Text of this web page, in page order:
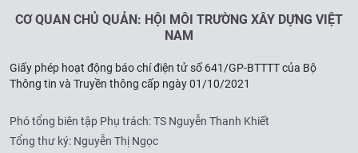
CƠ QUAN CHỦ QUẢN: HỘI MÔI TRƯỜNG XÂY DỰNG VIỆT
NAM
Giấy phép hoạt động báo chí điện tử số 641/GP-BTTTT của Bộ
Thông tin và Truyền thông cấp ngày 01/10/2021
Phó tổng biên tập Phụ trách: TS Nguyễn Thanh Khiết
Tổng thư ký: Nguyễn Thị Ngọc